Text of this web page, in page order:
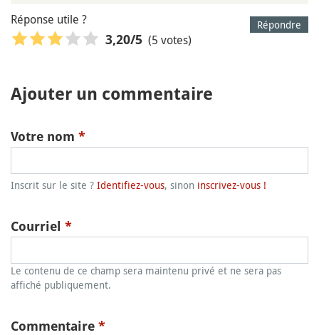
Répondre
Réponse utile ?
3,20/5 (5 votes)
Ajouter un commentaire
Votre nom *
Inscrit sur le site ? Identifiez-vous, sinon inscrivez-vous !
Courriel *
Le contenu de ce champ sera maintenu privé et ne sera pas
affiché publiquement.
Commentaire *